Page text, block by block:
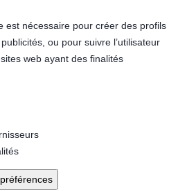
est nécessaire pour créer des profils
ou pour suivre l’utilisateur
web ayant des finalités